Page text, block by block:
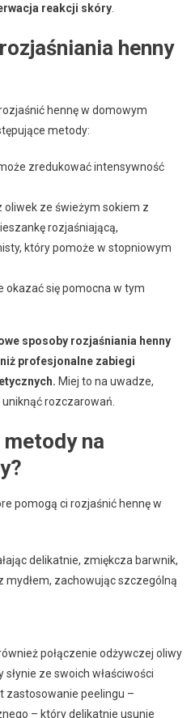
reakcji skóry.
henny
hennę w domowym
metody:
zredukować intensywność
oliwek ze świeżym sokiem z
rozjaśniającą,
który pomoże w stopniowym
okazać się pomocna w tym
sposoby rozjaśniania henny
profesjonalne zabiegi
Miej to na uwadze,
rozczarowań.
na
pomogą ci rozjaśnić hennę w
delikatnie, zmiękcza barwnik,
mydłem, zachowując szczególną
połączenie odżywczej oliwy
ze swoich właściwości
zastosowanie peelingu –
– który delikatnie usunie